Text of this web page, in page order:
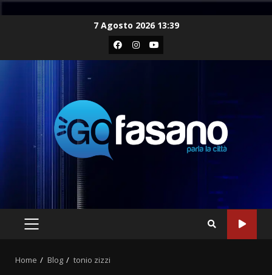
7 Agosto 2026 13:39
Facebook
Instagram
Youtube
PRIMARY
Home Blog tonio zizzi